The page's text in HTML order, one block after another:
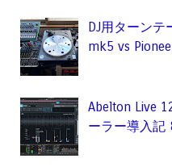
DJ用ターンテ
mk5 vs
Abelton Live
ーラー導入記